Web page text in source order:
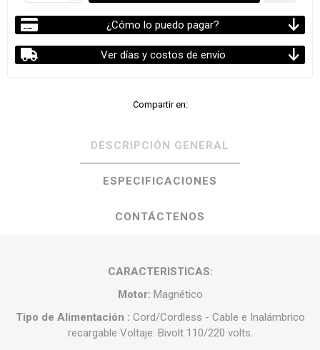
¿Cómo lo puedo pagar?
Ver días y costos de envío
Compartir en:
DESCRIPCIÓN GENERAL
ESPECIFICACIONES
CONTÁCTENOS
CARACTERISTICAS:
Motor: Magnético
Tipo de Alimentación : Cord/Cordless - Cable e Inalámbrico
recargable Voltaje: Bivolt 110/220 volts.